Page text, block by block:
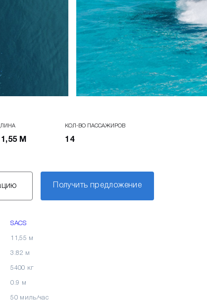
М
КОЛ-ВО ПАССАЖИРОВ
14
Получить предложение
SACS
11,55 м
3.82 м
5400 кг
0.9 м
50 миль/час